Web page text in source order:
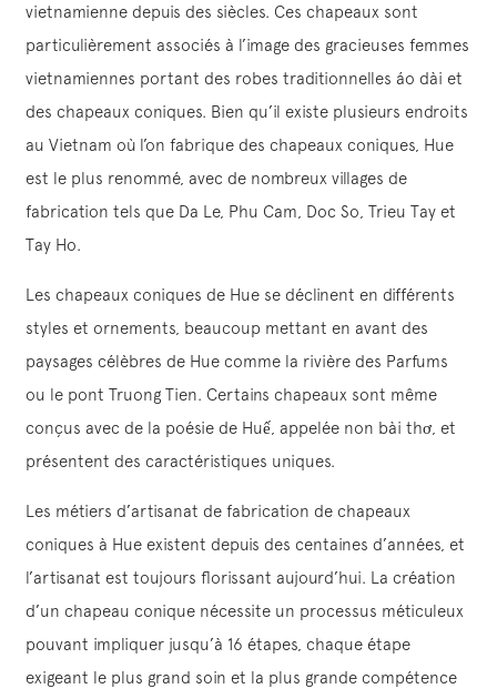
vietnamienne depuis des siècles. Ces chapeaux sont
particulièrement associés à l’image des gracieuses femmes
vietnamiennes portant des robes traditionnelles áo dài et
des chapeaux coniques. Bien qu’il existe plusieurs endroits
au Vietnam où l’on fabrique des chapeaux coniques, Hue
est le plus renommé, avec de nombreux villages de
fabrication tels que Da Le, Phu Cam, Doc So, Trieu Tay et
Tay Ho.
Les chapeaux coniques de Hue se déclinent en différents
styles et ornements, beaucoup mettant en avant des
paysages célèbres de Hue comme la rivière des Parfums
ou le pont Truong Tien. Certains chapeaux sont même
conçus avec de la poésie de Huế, appelée non bài thơ, et
présentent des caractéristiques uniques.
Les métiers d’artisanat de fabrication de chapeaux
coniques à Hue existent depuis des centaines d’années, et
l’artisanat est toujours florissant aujourd’hui. La création
d’un chapeau conique nécessite un processus méticuleux
pouvant impliquer jusqu’à 16 étapes, chaque étape
exigeant le plus grand soin et la plus grande compétence